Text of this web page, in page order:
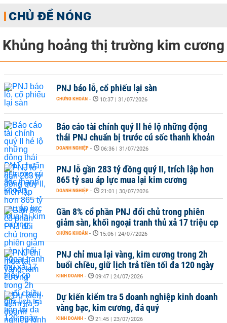
CHỦ ĐỀ NÓNG
Khủng hoảng thị trường kim cương
PNJ báo lỗ, cổ phiếu lại sàn
CHỨNG KHOÁN - 10:37 | 31/07/2026
Báo cáo tài chính quý II hé lộ những động
thái PNJ chuẩn bị trước cú sốc thanh khoản
DOANH NGHIỆP - 06:36 | 31/07/2026
PNJ lỗ gần 283 tỷ đồng quý II, trích lập hơn
865 tỷ sau áp lực mua lại kim cương
DOANH NGHIỆP - 21:01 | 30/07/2026
Gần 8% cổ phần PNJ đổi chủ trong phiên
giảm sàn, khối ngoại tranh thủ xả 17 triệu cp
CHỨNG KHOÁN - 15:06 | 24/07/2026
PNJ chỉ mua lại vàng, kim cương trong 2h
buổi chiều, giữ lịch trả tiền tối đa 120 ngày
KINH DOANH - 09:47 | 24/07/2026
Dự kiến kiểm tra 5 doanh nghiệp kinh doanh
vàng bạc, kim cương, đá quý
KINH DOANH - 21:45 | 23/07/2026